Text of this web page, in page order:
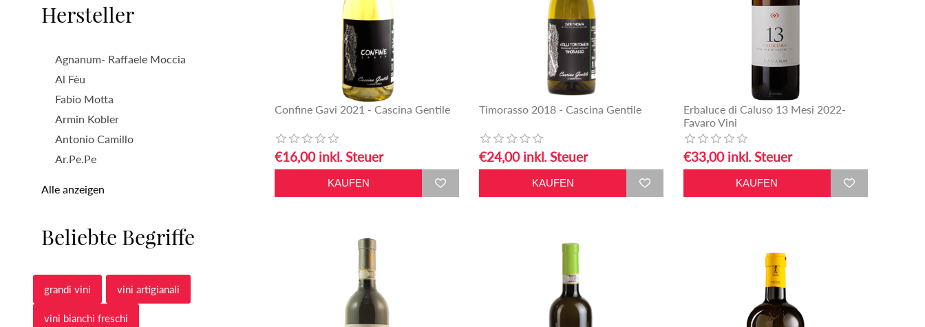
Hersteller
Agnanum- Raffaele Moccia
Al Fèu
Fabio Motta
Armin Kobler
Antonio Camillo
Ar.Pe.Pe
Alle anzeigen
Beliebte Begriffe
grandi vini vini artigianali
vini bianchi freschi
Confine Gavi 2021 - Cascina Gentile
€16,00 inkl. Steuer
Timorasso 2018 - Cascina Gentile
€24,00 inkl. Steuer
Erbaluce di Caluso 13 Mesi 2022-
Favaro Vini
€33,00 inkl. Steuer